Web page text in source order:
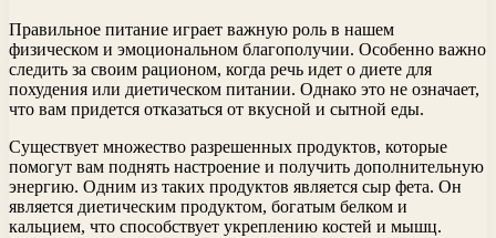
Правильное питание играет важную роль в нашем
физическом и эмоциональном благополучии. Особенно важно
следить за своим рационом, когда речь идет о диете для
похудения или диетическом питании. Однако это не означает,
что вам придется отказаться от вкусной и сытной еды.
Существует множество разрешенных продуктов, которые
помогут вам поднять настроение и получить дополнительную
энергию. Одним из таких продуктов является сыр фета. Он
является диетическим продуктом, богатым белком и
кальцием, что способствует укреплению костей и мышц.